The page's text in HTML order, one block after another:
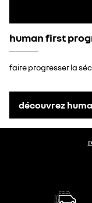
human first
faire progresser la
découvrez